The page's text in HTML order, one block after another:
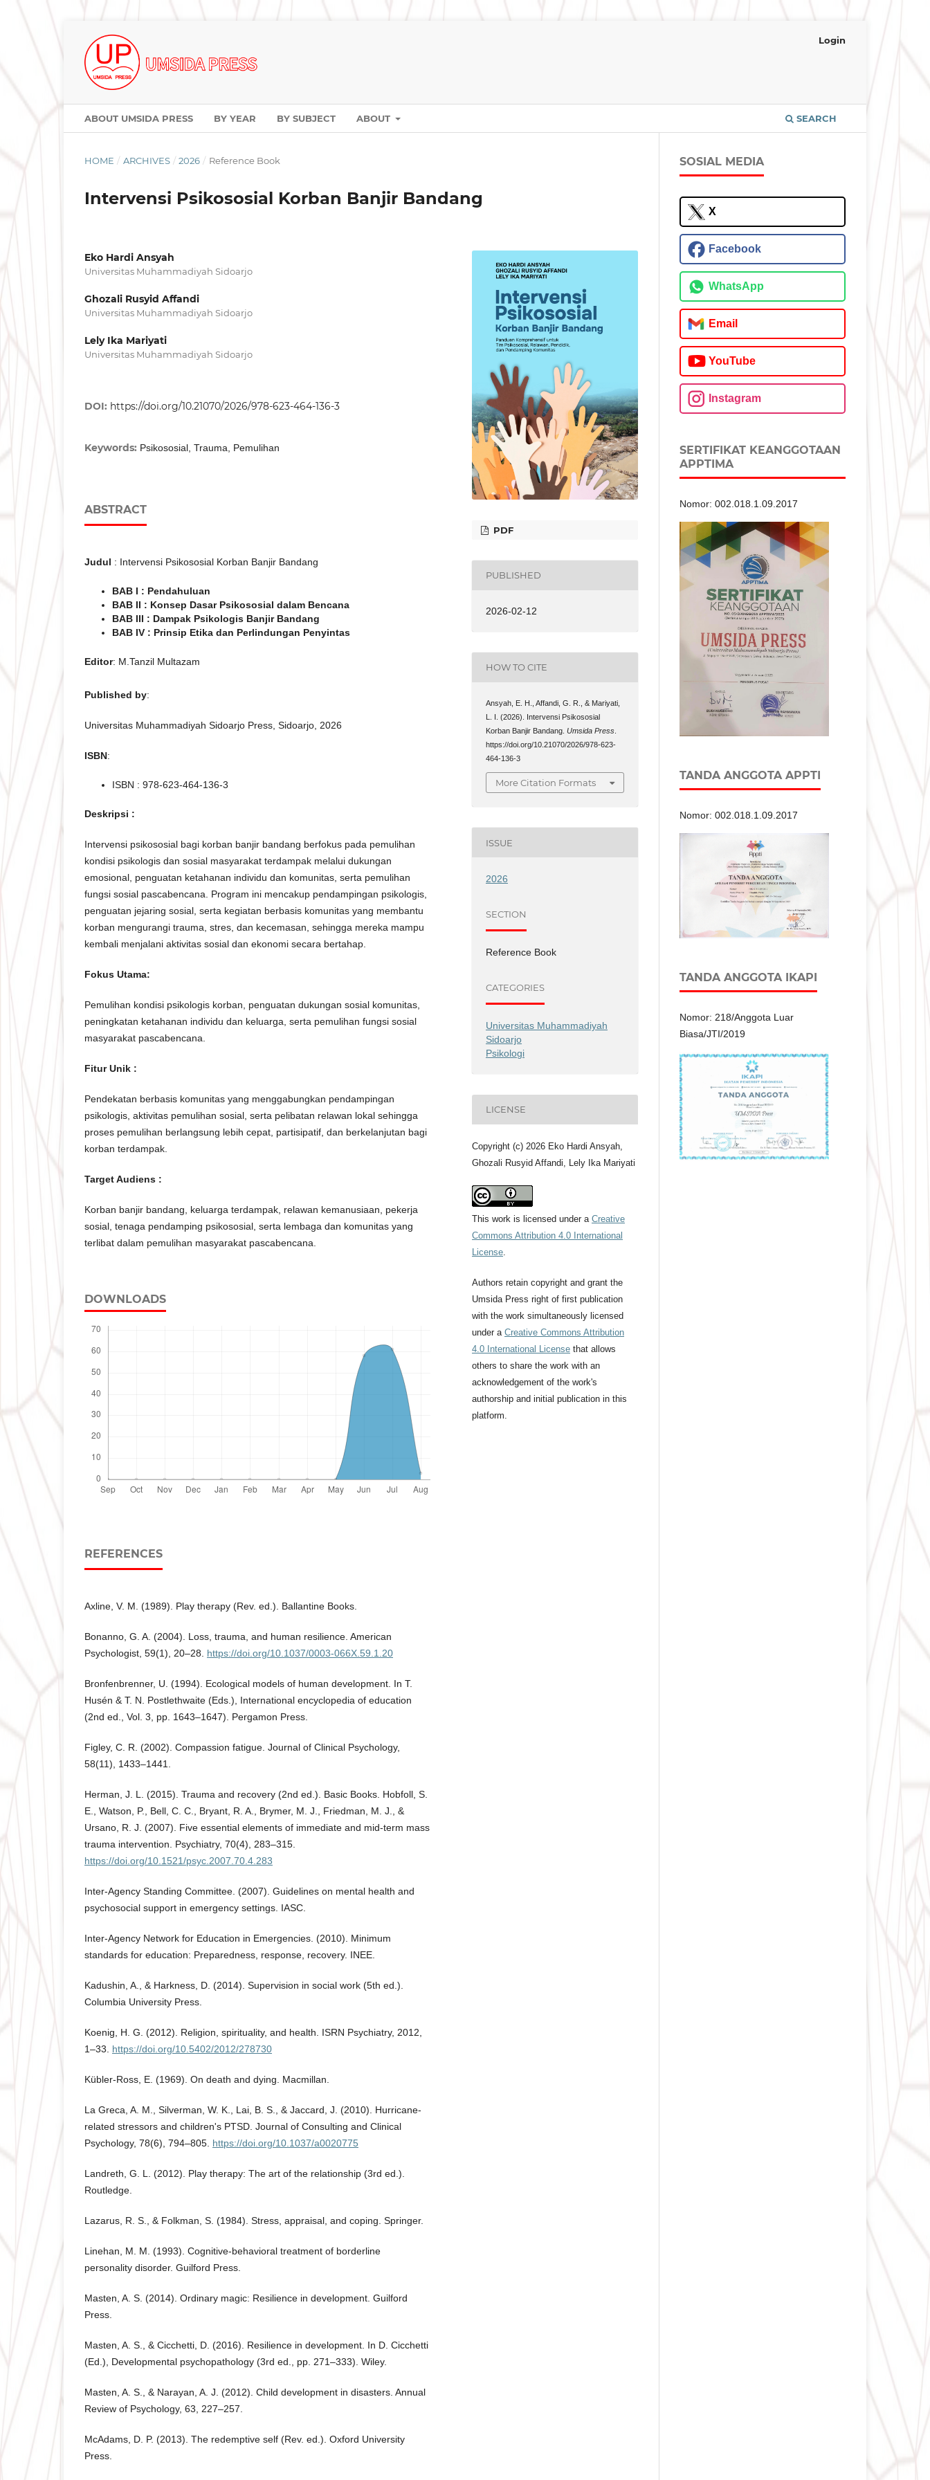
ABOUT UMSIDA PRESS BY YEAR BY SUBJECT ABOUT SEARCH
Login
HOME / ARCHIVES / 2026 / Reference Book
Intervensi Psikososial Korban Banjir Bandang
Eko Hardi Ansyah
Universitas Muhammadiyah Sidoarjo
Ghozali Rusyid Affandi
Universitas Muhammadiyah Sidoarjo
Lely Ika Mariyati
Universitas Muhammadiyah Sidoarjo
DOI: https://doi.org/10.21070/2026/978-623-464-136-3
Keywords: Psikososial, Trauma, Pemulihan
ABSTRACT
Judul : Intervensi Psikososial Korban Banjir Bandang
BAB I : Pendahuluan
BAB II : Konsep Dasar Psikososial dalam Bencana
BAB III : Dampak Psikologis Banjir Bandang
BAB IV : Prinsip Etika dan Perlindungan Penyintas
Editor: M.Tanzil Multazam
Published by:
Universitas Muhammadiyah Sidoarjo Press, Sidoarjo, 2026
ISBN:
ISBN : 978-623-464-136-3
Deskripsi :
Intervensi psikososial bagi korban banjir bandang berfokus pada pemulihan
kondisi psikologis dan sosial masyarakat terdampak melalui dukungan
emosional, penguatan ketahanan individu dan komunitas, serta pemulihan
fungsi sosial pascabencana. Program ini mencakup pendampingan psikologis,
penguatan jejaring sosial, serta kegiatan berbasis komunitas yang membantu
korban mengurangi trauma, stres, dan kecemasan, sehingga mereka mampu
kembali menjalani aktivitas sosial dan ekonomi secara bertahap.
Fokus Utama:
Pemulihan kondisi psikologis korban, penguatan dukungan sosial komunitas,
peningkatan ketahanan individu dan keluarga, serta pemulihan fungsi sosial
masyarakat pascabencana.
Fitur Unik :
Pendekatan berbasis komunitas yang menggabungkan pendampingan
psikologis, aktivitas pemulihan sosial, serta pelibatan relawan lokal sehingga
proses pemulihan berlangsung lebih cepat, partisipatif, dan berkelanjutan bagi
korban terdampak.
Target Audiens :
Korban banjir bandang, keluarga terdampak, relawan kemanusiaan, pekerja
sosial, tenaga pendamping psikososial, serta lembaga dan komunitas yang
terlibat dalam pemulihan masyarakat pascabencana.
DOWNLOADS
REFERENCES
Axline, V. M. (1989). Play therapy (Rev. ed.). Ballantine Books.
Bonanno, G. A. (2004). Loss, trauma, and human resilience. American
Psychologist, 59(1), 20–28. https://doi.org/10.1037/0003-066X.59.1.20
Bronfenbrenner, U. (1994). Ecological models of human development. In T.
Husén & T. N. Postlethwaite (Eds.), International encyclopedia of education
(2nd ed., Vol. 3, pp. 1643–1647). Pergamon Press.
Figley, C. R. (2002). Compassion fatigue. Journal of Clinical Psychology,
58(11), 1433–1441.
Herman, J. L. (2015). Trauma and recovery (2nd ed.). Basic Books. Hobfoll, S.
E., Watson, P., Bell, C. C., Bryant, R. A., Brymer, M. J., Friedman, M. J., &
Ursano, R. J. (2007). Five essential elements of immediate and mid-term mass
trauma intervention. Psychiatry, 70(4), 283–315.
https://doi.org/10.1521/psyc.2007.70.4.283
Inter-Agency Standing Committee. (2007). Guidelines on mental health and
psychosocial support in emergency settings. IASC.
Inter-Agency Network for Education in Emergencies. (2010). Minimum
standards for education: Preparedness, response, recovery. INEE.
Kadushin, A., & Harkness, D. (2014). Supervision in social work (5th ed.).
Columbia University Press.
Koenig, H. G. (2012). Religion, spirituality, and health. ISRN Psychiatry, 2012,
1–33. https://doi.org/10.5402/2012/278730
Kübler-Ross, E. (1969). On death and dying. Macmillan.
La Greca, A. M., Silverman, W. K., Lai, B. S., & Jaccard, J. (2010). Hurricane-
related stressors and children's PTSD. Journal of Consulting and Clinical
Psychology, 78(6), 794–805. https://doi.org/10.1037/a0020775
Landreth, G. L. (2012). Play therapy: The art of the relationship (3rd ed.).
Routledge.
Lazarus, R. S., & Folkman, S. (1984). Stress, appraisal, and coping. Springer.
Linehan, M. M. (1993). Cognitive-behavioral treatment of borderline
personality disorder. Guilford Press.
Masten, A. S. (2014). Ordinary magic: Resilience in development. Guilford
Press.
Masten, A. S., & Cicchetti, D. (2016). Resilience in development. In D. Cicchetti
(Ed.), Developmental psychopathology (3rd ed., pp. 271–333). Wiley.
Masten, A. S., & Narayan, A. J. (2012). Child development in disasters. Annual
Review of Psychology, 63, 227–257.
McAdams, D. P. (2013). The redemptive self (Rev. ed.). Oxford University
Press.
PDF
PUBLISHED
2026-02-12
HOW TO CITE
Ansyah, E. H., Affandi, G. R., & Mariyati,
L. I. (2026). Intervensi Psikososial
Korban Banjir Bandang.Umsida Press
https://doi.org/10.21070/2026/978-623-
464-136-3
More Citation Formats
ISSUE
2026
SECTION
Reference Book
CATEGORIES
Universitas Muhammadiyah
Sidoarjo
Psikologi
LICENSE
Copyright (c) 2026 Eko Hardi Ansyah,
Ghozali Rusyid Affandi, Lely Ika Mariyati
This work is licensed under a Creative
Commons Attribution 4.0 International
License
Authors retain copyright and grant the
Umsida Press right of first publication
with the work simultaneously licensed
under a Creative Commons Attribution
4.0 International License that allows
others to share the work with an
acknowledgement of the work's
authorship and initial publication in this
platform.
SOSIAL MEDIA
X
Facebook
WhatsApp
Email
YouTube
Instagram
SERTIFIKAT KEANGGOTAAN
APPTIMA
Nomor: 002.018.1.09.2017
TANDA ANGGOTA APPTI
Nomor: 002.018.1.09.2017
TANDA ANGGOTA IKAPI
Nomor: 218/Anggota Luar
Biasa/JTI/2019